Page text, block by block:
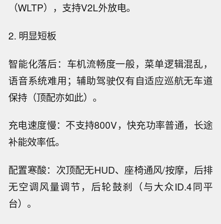
（WLTP），支持V2L外放电。
2. 明显短板
智能化落后：车机流畅度一般，菜单逻辑混乱，
语音系统难用；辅助驾驶仅有自适应巡航无车道
保持（顶配亦如此）。
充电速度慢：不支持800V，快充功率普通，长途
补能效率低。
配置寒酸：次顶配无HUD、座椅通风/按摩，后排
无空调风量调节，后轮鼓刹（与大众ID.4同平
台）。